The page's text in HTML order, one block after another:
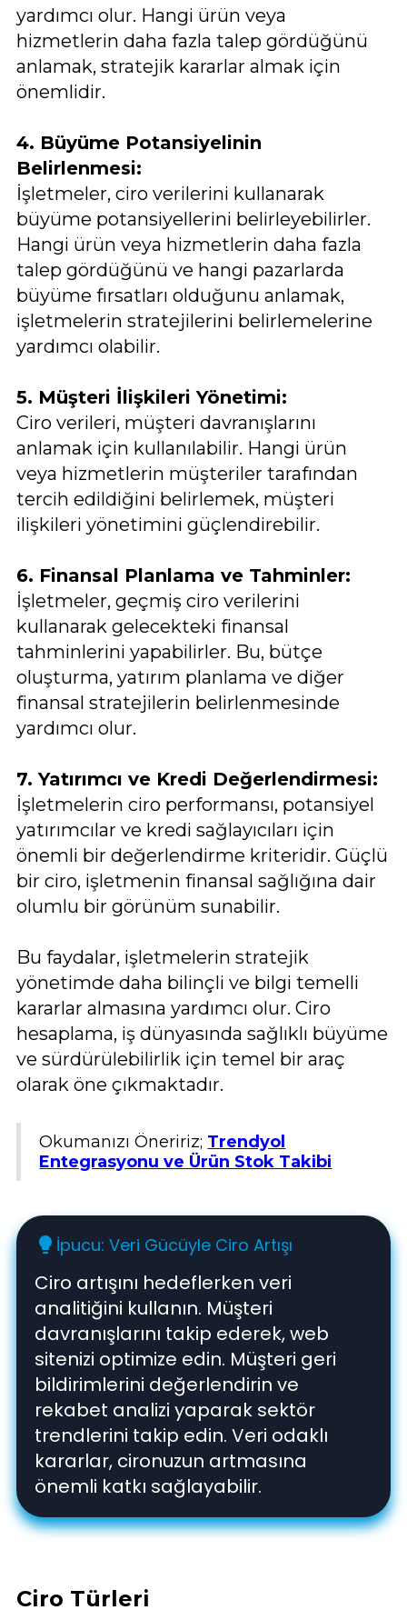
yardımcı olur. Hangi ürün veya
hizmetlerin daha fazla talep gördüğünü
anlamak, stratejik kararlar almak için
önemlidir.
4. Büyüme Potansiyelinin
Belirlenmesi:
İşletmeler, ciro verilerini kullanarak
büyüme potansiyellerini belirleyebilirler.
Hangi ürün veya hizmetlerin daha fazla
talep gördüğünü ve hangi pazarlarda
büyüme fırsatları olduğunu anlamak,
işletmelerin stratejilerini belirlemelerine
yardımcı olabilir.
5. Müşteri İlişkileri Yönetimi:
Ciro verileri, müşteri davranışlarını
anlamak için kullanılabilir. Hangi ürün
veya hizmetlerin müşteriler tarafından
tercih edildiğini belirlemek, müşteri
ilişkileri yönetimini güçlendirebilir.
6. Finansal Planlama ve Tahminler:
İşletmeler, geçmiş ciro verilerini
kullanarak gelecekteki finansal
tahminlerini yapabilirler. Bu, bütçe
oluşturma, yatırım planlama ve diğer
finansal stratejilerin belirlenmesinde
yardımcı olur.
7. Yatırımcı ve Kredi Değerlendirmesi:
İşletmelerin ciro performansı, potansiyel
yatırımcılar ve kredi sağlayıcıları için
önemli bir değerlendirme kriteridir. Güçlü
bir ciro, işletmenin finansal sağlığına dair
olumlu bir görünüm sunabilir.
Bu faydalar, işletmelerin stratejik
yönetimde daha bilinçli ve bilgi temelli
kararlar almasına yardımcı olur. Ciro
hesaplama, iş dünyasında sağlıklı büyüme
ve sürdürülebilirlik için temel bir araç
olarak öne çıkmaktadır.
Okumanızı Öneririz; Trendyol
Entegrasyonu ve Ürün Stok Takibi
lightbulb İpucu: Veri Gücüyle Ciro Artışı
Ciro artışını hedeflerken veri
analitiğini kullanın. Müşteri
davranışlarını takip ederek, web
sitenizi optimize edin. Müşteri geri
bildirimlerini değerlendirin ve
rekabet analizi yaparak sektör
trendlerini takip edin. Veri odaklı
kararlar, cironuzun artmasına
önemli katkı sağlayabilir.
Ciro Türleri